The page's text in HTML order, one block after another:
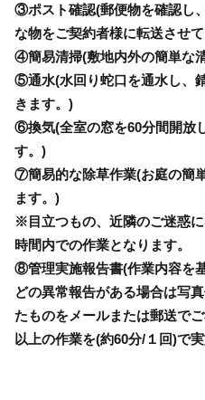
③ポスト確認(郵便物を確認し
な物をご契約者様に転送させ
④簡易清掃(敷地内外の簡単な
⑤通水(水回り蛇口を通水し、
きます。)
⑥換気(全室の窓を60分間開放
す。)
⑦簡易的な除草作業(お庭の簡
ます。)
※目立つもの、近隣のご迷惑
時間内での作業となります。
⑧管理実施報告書(作業内容を
どの異常報告がある場合は写
たものをメールまたは郵送で
以上の作業を(約60分/１回)で実